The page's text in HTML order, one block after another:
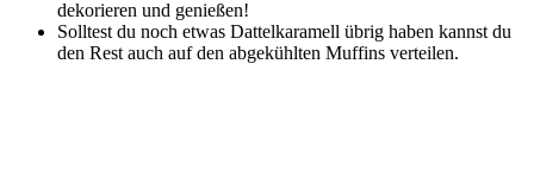
dekorieren und genießen!
Solltest du noch etwas Dattelkaramell übrig haben kannst du
den Rest auch auf den abgekühlten Muffins verteilen.